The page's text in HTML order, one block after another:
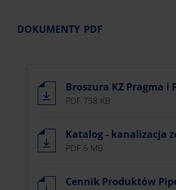
DOKUMENTY PDF
Broszura KZ Pragma i
PDF 758 KB
Katalog - kanalizacja
PDF 6 MB
Cennik Produktów